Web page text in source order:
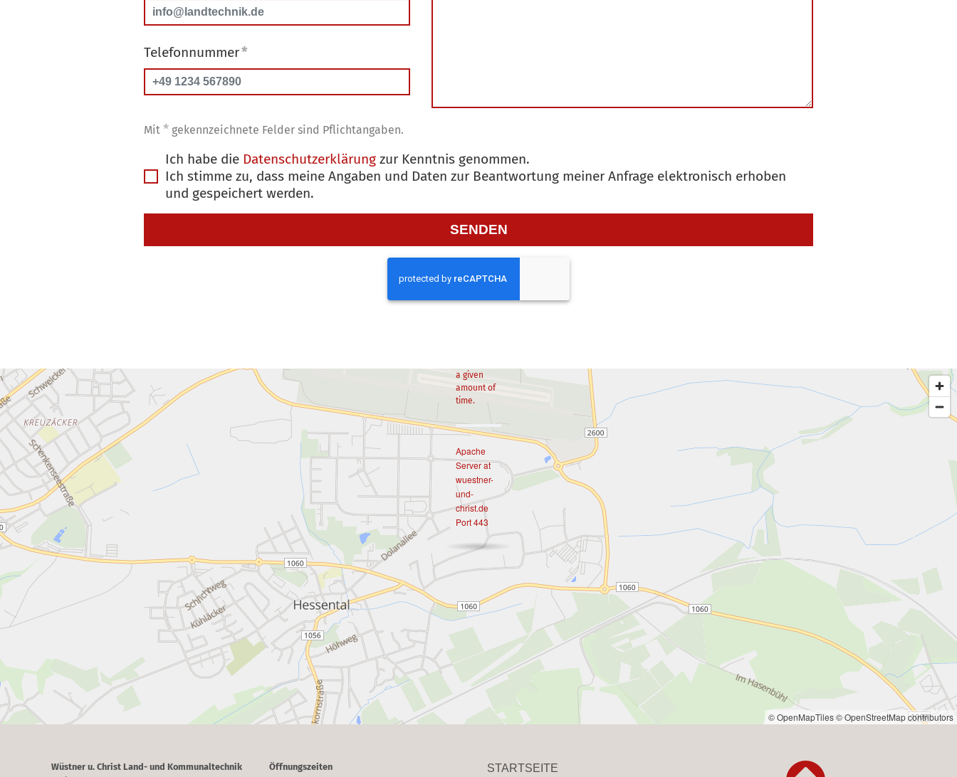
Telefonnummer*
Mit * gekennzeichnete Felder sind Pflichtangaben.
Ich habe die Datenschutzerklärung zur Kenntnis genommen.
Ich stimme zu, dass meine Angaben und Daten zur Beantwortung meiner Anfrage elektronisch erhoben
und gespeichert werden.
SENDEN
Too
Many
Requests
a given
amount of
time.
Apache
Server at
wuestner-
und-
christ.de
Port 443
© OpenMapTiles© OpenStreetMap contributors
Wüstner u. Christ Land- und Kommunaltechnik
Öffnungszeiten STARTSEITE